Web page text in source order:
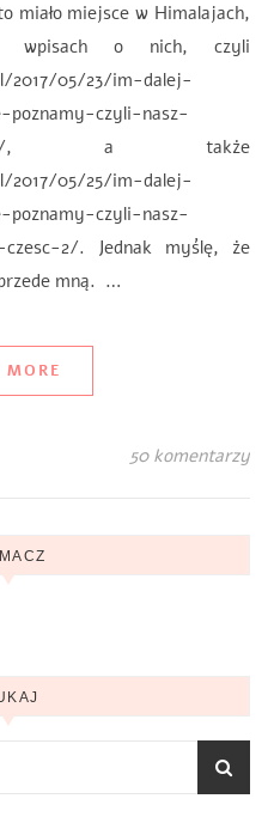
miało miejsce w Himalajach,
wpisach o nich, czyli
2017/05/23/im-dalej-
czyli-nasz-
, a także
2017/05/25/im-dalej-
czyli-nasz-
czesc-2/. Jednak myślę, że
mną. …
MORE
50 komentarzy